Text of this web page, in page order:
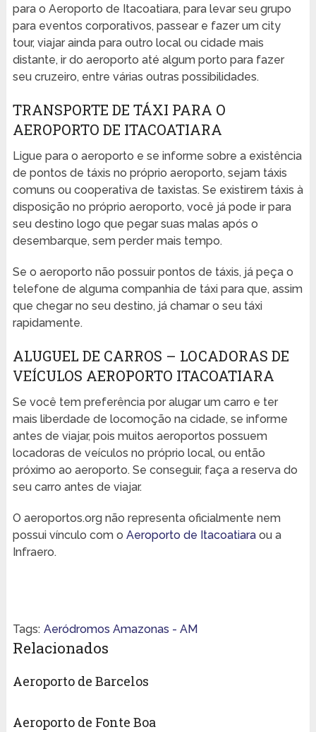
para o Aeroporto de Itacoatiara, para levar seu grupo
para eventos corporativos, passear e fazer um city
tour, viajar ainda para outro local ou cidade mais
distante, ir do aeroporto até algum porto para fazer
seu cruzeiro, entre várias outras possibilidades.
TRANSPORTE DE TÁXI PARA O
AEROPORTO DE ITACOATIARA
Ligue para o aeroporto e se informe sobre a existência
de pontos de táxis no próprio aeroporto, sejam táxis
comuns ou cooperativa de taxistas. Se existirem táxis à
disposição no próprio aeroporto, você já pode ir para
seu destino logo que pegar suas malas após o
desembarque, sem perder mais tempo.
Se o aeroporto não possuir pontos de táxis, já peça o
telefone de alguma companhia de táxi para que, assim
que chegar no seu destino, já chamar o seu táxi
rapidamente.
ALUGUEL DE CARROS – LOCADORAS DE
VEÍCULOS AEROPORTO ITACOATIARA
Se você tem preferência por alugar um carro e ter
mais liberdade de locomoção na cidade, se informe
antes de viajar, pois muitos aeroportos possuem
locadoras de veículos no próprio local, ou então
próximo ao aeroporto. Se conseguir, faça a reserva do
seu carro antes de viajar.
O aeroportos.org não representa oficialmente nem
possui vínculo com o Aeroporto de Itacoatiaraou a
Infraero.
Tags: Aeródromos Amazonas - AM
Relacionados
Aeroporto de Barcelos
Aeroporto de Fonte Boa